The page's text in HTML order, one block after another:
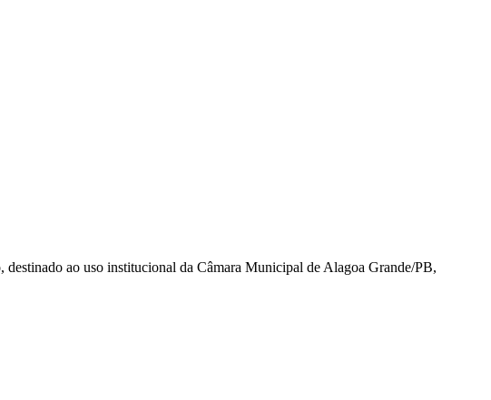
ao uso institucional da Câmara Municipal de Alagoa Grande/PB,